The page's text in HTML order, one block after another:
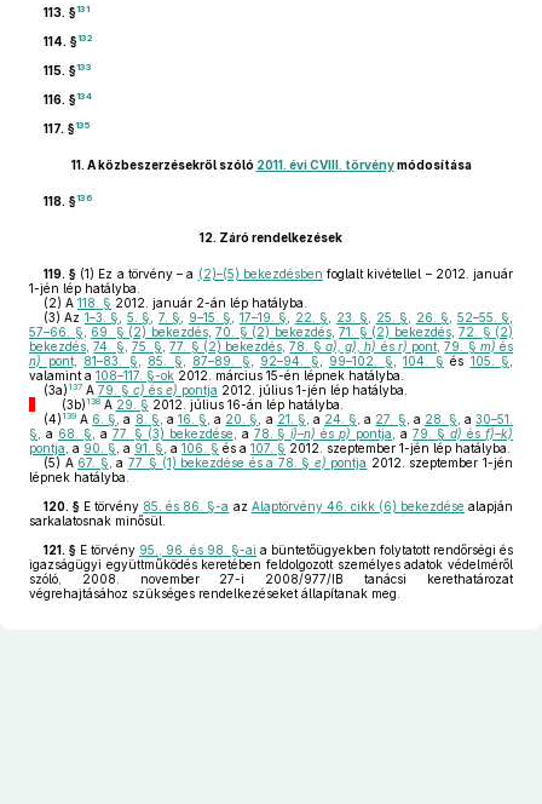
113. §131
114. §132
115. §133
116. §134
117. §135
11. A közbeszerzésekről szóló 2011. évi CVIII. törvénymódosítása
118. §136
12. Záró rendelkezések
119. § (1) Ez a törvény – a (2)–(5) bekezdésben foglalt kivétellel – 2012. január
1-jén lép hatályba.
(2) A 118. § 2012. január 2-án lép hatályba.
(3) Az 1–3. § 5. § 7. § 9–15. § 17–19. § 22. § 23. § 25. § 26. § 52–55. §
57–66. §
69. § (2) bekezdés, 70. § (2) bekezdés, 71. § (2) bekezdés, 72. § (2)
bekezdés ,74. § 75. § ,77. § (2) bekezdés ,78. § a), g), h) és r) pont ,79. § m) és
n) pont, 81–83. § 85. § 87–89. § 92–94. § 99–102. § 104. § és 105. §
valamint a 108–117. §-ok 2012. március 15-én lépnek hatályba.
(3a) 137 A 79. § c) és e) pontja 2012. július 1-jén lép hatályba.
(3b) 138A 29. § 2012. július 16-án lép hatályba.
(4) 139 A 6. § , a 8. § , a 16. § , a 20. § , a 21. § , a 24. § , a 27. § , a 28. § , a30–51.
§ , a 68. § , a 77. § (3) bekezdése , a 78. §i)–n) ésp) pontja , a79. §d) ésf)–k)
pontja , a 90. § , a 91. § , a 106. § és a 107. § 2012. szeptember 1-jén lép hatályba.
(5) A 67. § , a 77. § (1) bekezdése és a 78. § e) pontja 2012. szeptember 1-jén
lépnek hatályba.
120. § E törvény 85. és 86. §-a az Alaptörvény 46. cikk (6) bekezdése alapján
sarkalatosnak minősül.
121. § E törvény 95., 96. és 98. §-ai a büntetőügyekben folytatott rendőrségi és
igazságügyi együttműködés keretében feldolgozott személyes adatok védelméről
szóló, 2008. november 27-i 2008/977/IB tanácsi kerethatározat
végrehajtásához szükséges rendelkezéseket állapítanak meg.